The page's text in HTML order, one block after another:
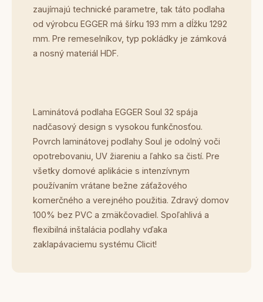
zaujímajú technické parametre, tak táto podlaha
od výrobcu EGGER má šírku 193 mm a dĺžku 1292
mm. Pre remeselníkov, typ pokládky je zámková
a nosný materiál HDF.
Laminátová podlaha EGGER Soul 32 spája
nadčasový design s vysokou funkčnosťou.
Povrch laminátovej podlahy Soul je odolný voči
opotrebovaniu, UV žiareniu a ľahko sa čistí. Pre
všetky domové aplikácie s intenzívnym
používaním vrátane bežne záťažového
komerčného a verejného použitia. Zdravý domov
100% bez PVC a zmäkčovadiel. Spoľahlivá a
flexibilná inštalácia podlahy vďaka
zaklapávaciemu systému Clicit!